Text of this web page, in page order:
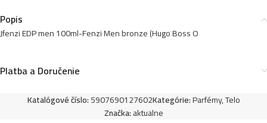
11,99€
Popis
Jfenzi EDP men 100ml-Fenzi Men bronze (Hugo Boss O
Platba a Doručenie
Katalógové číslo:5907690127602Kategórie:Parfémy,Telo
Značka:aktualne